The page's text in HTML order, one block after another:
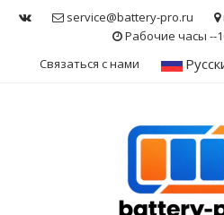
service@battery-pro.ru
Рабочие часы --
Связаться с нами